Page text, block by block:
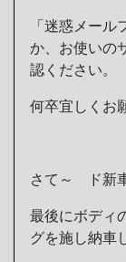
「迷惑メー
か、お使いの
認ください。
何卒宜しくお
さて～ ド新
最後にボディ
グを施し納車